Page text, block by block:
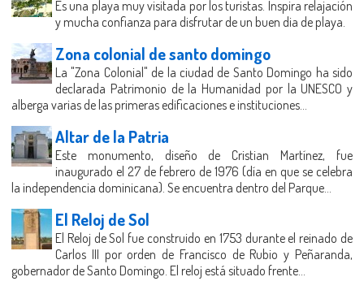
Es una playa muy visitada por los turistas. Inspira relajación
y mucha confianza para disfrutar de un buen dia de playa.
Zona colonial de santo domingo
La "Zona Colonial" de la ciudad de Santo Domingo ha sido
declarada Patrimonio de la Humanidad por la UNESCO y
alberga varias de las primeras edificaciones e instituciones...
Altar de la Patria
Este monumento, diseño de Cristian Martínez, fue
inaugurado el 27 de febrero de 1976 (día en que se celebra
la independencia dominicana). Se encuentra dentro del Parque...
El Reloj de Sol
El Reloj de Sol fue construido en 1753 durante el reinado de
Carlos III por orden de Francisco de Rubio y Peñaranda,
gobernador de Santo Domingo. El reloj está situado frente...